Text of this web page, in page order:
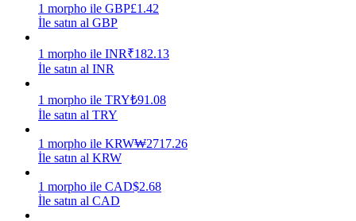
Staking
Yüksek getiri ve anında erişim
1 morpho ile GBP£1.42
İle satın al GBP
1 morpho ile INR₹182.13
İle satın al INR
1 morpho ile TRY₺91.08
İle satın al TRY
1 morpho ile KRW₩2717.26
İle satın al KRW
1 morpho ile CAD$2.68
İle satın al CAD